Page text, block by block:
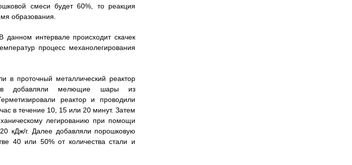
смеси будет 60%, то реакция
образования.
данном интервале происходит скачек
процесс механолегирования
в проточный металлический реактор
добавляли мелющие шары из
реактор и проводили
в течение 10, 15 или 20 минут. Затем
легированию при помощи
кДж/г. Далее добавляли порошковую
40 или 50% от количества стали и